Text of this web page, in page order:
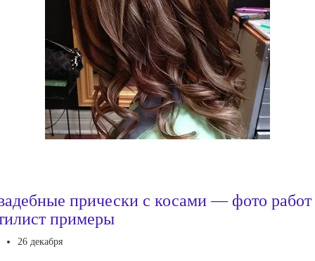
прически с косами — фото работ
примеры
26 декабря